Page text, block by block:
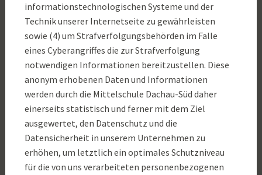
informationstechnologischen Systeme und der
Technik unserer Internetseite zu gewährleisten
sowie (4) um Strafverfolgungsbehörden im Falle
eines Cyberangriffes die zur Strafverfolgung
notwendigen Informationen bereitzustellen. Diese
anonym erhobenen Daten und Informationen
werden durch die Mittelschule Dachau-Süd daher
einerseits statistisch und ferner mit dem Ziel
ausgewertet, den Datenschutz und die
Datensicherheit in unserem Unternehmen zu
erhöhen, um letztlich ein optimales Schutzniveau
für die von uns verarbeiteten personenbezogenen